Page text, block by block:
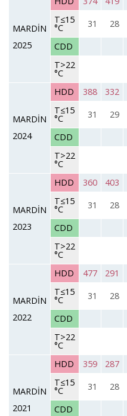
MARDİN
2025
T≤15
°C 31 28
CDD
T>22
°C
MARDİN
2024
HDD 388 332
T≤15
°C 31 29
CDD
T>22
°C
MARDİN
2023
HDD 360 403
T≤15
°C 31 28
CDD
T>22
°C
MARDİN
2022
HDD 477 291
T≤15
°C 31 28
CDD
T>22
°C
MARDİN
2021
HDD 359 287
T≤15
°C 31 28
CDD